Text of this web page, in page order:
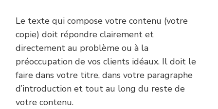
Le texte qui compose votre contenu (votre
copie) doit répondre clairement et
directement au problème ou à la
préoccupation de vos clients idéaux. Il doit le
faire dans votre titre, dans votre paragraphe
d’introduction et tout au long du reste de
votre contenu.